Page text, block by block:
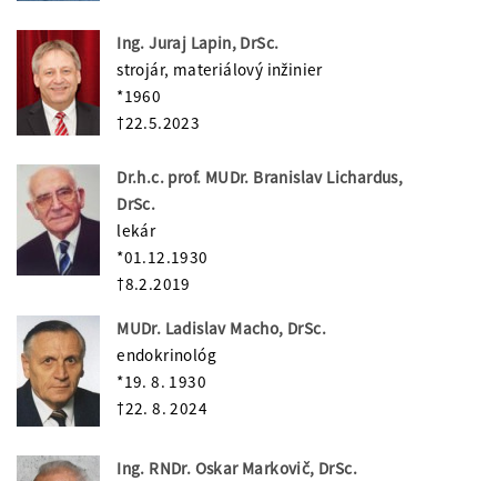
Ing. Juraj Lapin, DrSc.
strojár, materiálový inžinier
*1960
†22.5.2023
Dr.h.c. prof. MUDr. Branislav Lichardus,
DrSc.
lekár
*01.12.1930
†8.2.2019
MUDr. Ladislav Macho, DrSc.
endokrinológ
*19. 8. 1930
†22. 8. 2024
Ing. RNDr. Oskar Markovič, DrSc.